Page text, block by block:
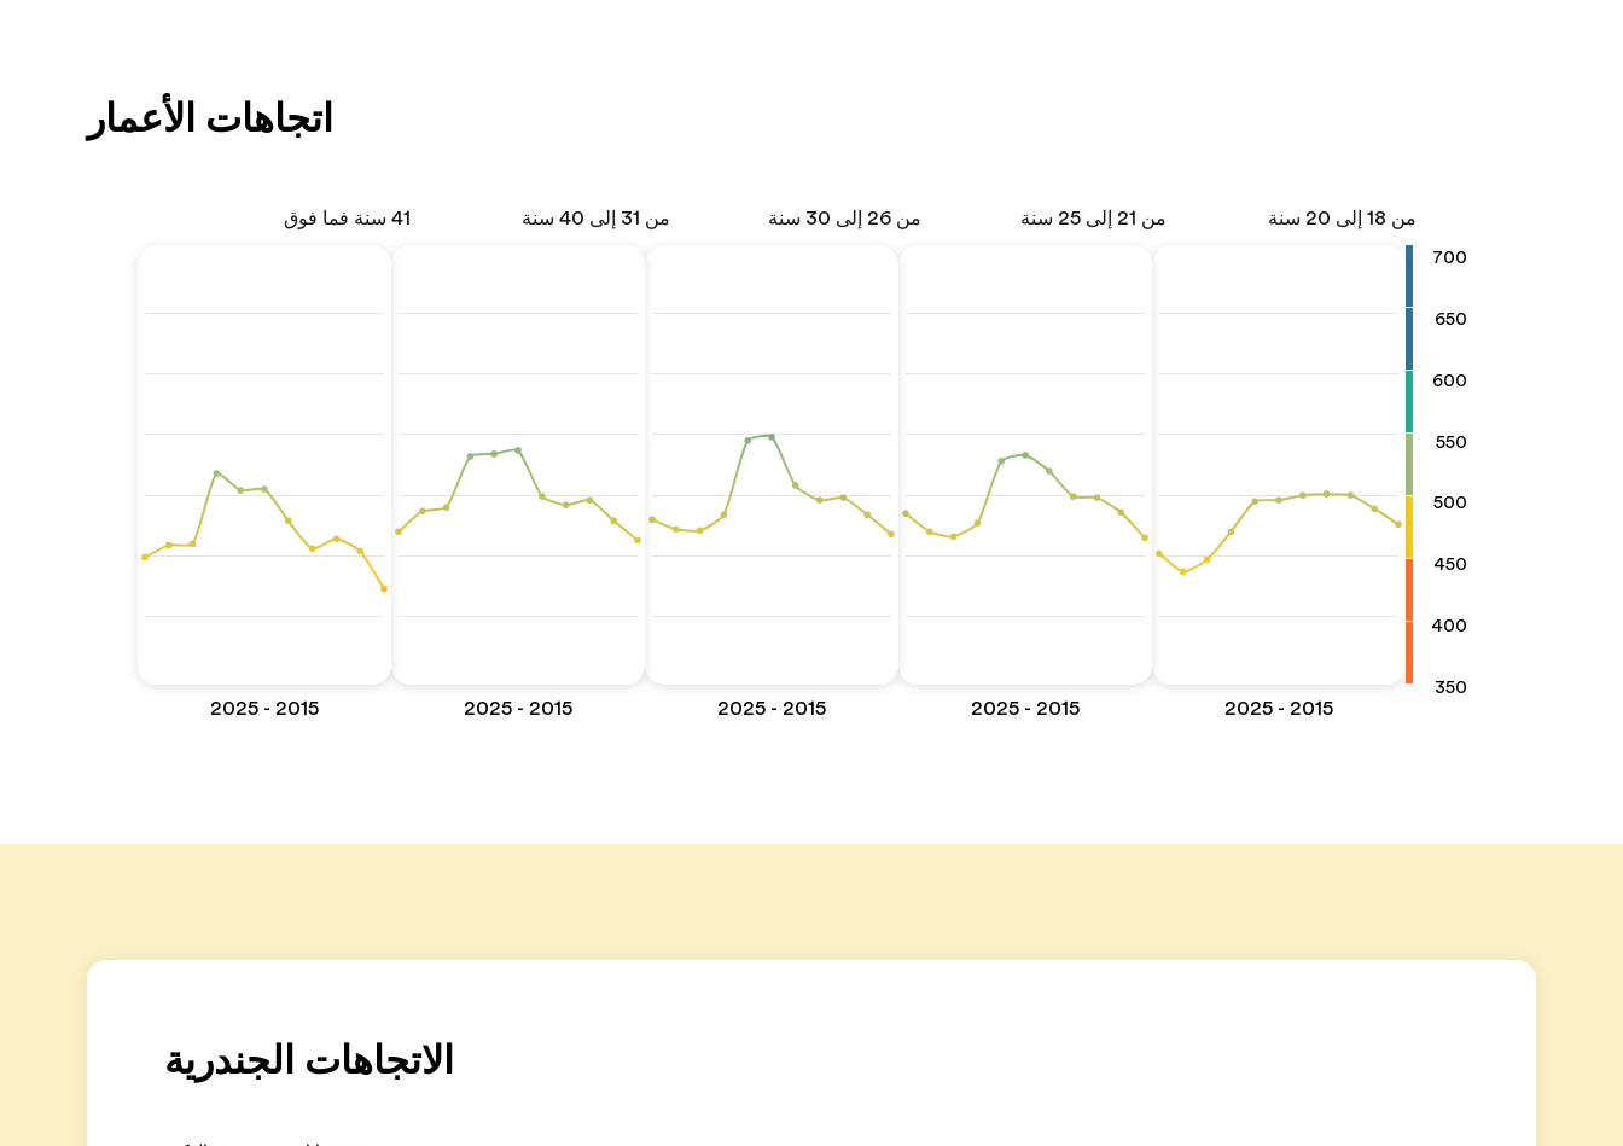
اتجاهات الأعمار
من 18 إلى 20 سنة من 21 إلى 25 سنة من 26 إلى 30 سنة من 31 إلى 40 سنة 41 سنة فما فوق
700
650
600
550
500
450
400
350
2015 - 2025
2015 - 2025
2015 - 2025
2015 - 2025
2015 - 2025
الاتجاهات الجندرية